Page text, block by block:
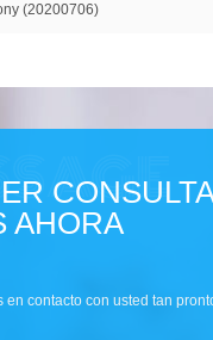
(20200706)
AHORA
en contacto con usted tan